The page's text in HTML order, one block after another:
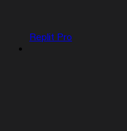
Replit Pro